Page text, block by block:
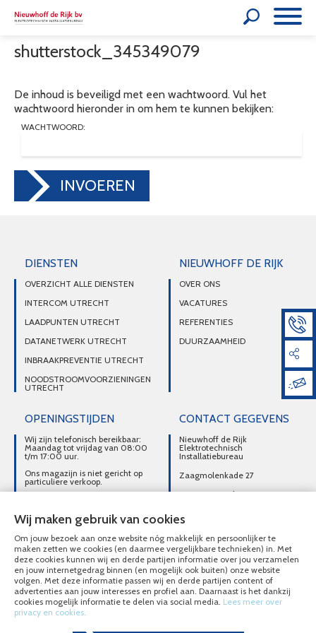
shutterstock_345349079
De inhoud is beveiligd met een wachtwoord. Vul het
wachtwoord hieronder in om hem te kunnen bekijken:
WACHTWOORD:
INVOEREN
DIENSTEN
OVERZICHT ALLE DIENSTEN
INTERCOM UTRECHT
LAADPUNTEN UTRECHT
DATANETWERK UTRECHT
INBRAAKPREVENTIE UTRECHT
NOODSTROOMVOORZIENINGEN
UTRECHT
NIEUWHOFF DE RIJK
OVER ONS
VACATURES
REFERENTIES
DUURZAAMHEID
OPENINGSTIJDEN
Wij zijn telefonisch bereikbaar:
Maandag tot vrijdag van 08:00
t/m 17:00 uur.
Ons magazijn is niet gericht op
particuliere verkoop.
contact.
CONTACT GEGEVENS
Nieuwhoff de Rijk
Elektrotechnisch
Installatiebureau
Zaagmolenkade 27
3515 AC Utrecht
DIRECT CONTACT
OPNEMEN
030-2716496
MAIL ONS
© Nieuwhoff de Rijk Elektrotechnisch Installatiebureau 2020 - 2026
Wij maken gebruik van cookies
Om jouw bezoek aan onze website nóg makkelijk en persoonlijker te
maken zetten we cookies (en daarmee vergelijkbare technieken) in. Met
deze cookies kunnen wij en derde partijen informatie over jou verzamelen
en jouw internetgedrag binnen (en mogelijk ook buiten) onze website
volgen. Met deze informatie passen wij en derde partijen content of
advertenties aan jouw interesses en profiel aan. Daarnaast is het dankzij
cookies mogelijk informatie te delen via social media. Lees meer over
privacy en cookies.